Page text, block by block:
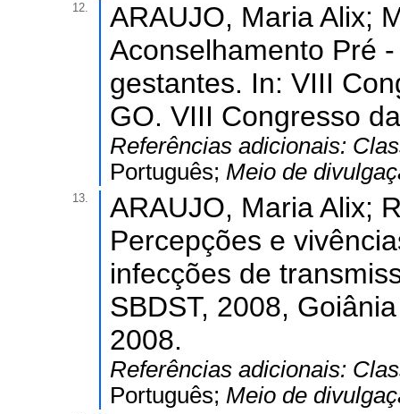
12.
ARAUJO, Maria Alix;
Aconselhamento Pré
gestantes. In: VIII
GO. VIII Congresso
Referências adicionais:
Português; Meio de
13.
ARAUJO, Maria Alix;
Percepções e
infecções de
SBDST, 2008,
2008.
Referências adicionais:
Português; Meio de